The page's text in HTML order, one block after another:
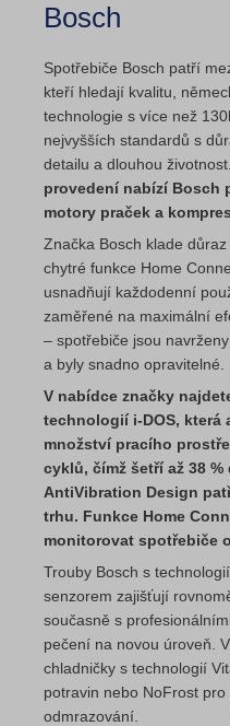
Bosch
Spotřebiče Bosch patří
kteří hledají kvalitu,
technologie s více než
nejvyšších standardů s
detailu a dlouhou životnost.
provedení nabízí Bosch
motory praček a
Značka Bosch klade
chytré funkce Home
usnadňují každodenní
zaměřené na maximální
– spotřebiče jsou
a byly snadno opravitelné.
V nabídce značky
technologií i-DOS, která
množství pracího
cyklů, čímž šetří až 38
AntiVibration Design
trhu. Funkce Home
monitorovat spotřebiče
Trouby Bosch s
senzorem zajišťují
současně s
pečení na novou úroveň.
chladničky s technologií
potravin nebo NoFrost
odmrazování.